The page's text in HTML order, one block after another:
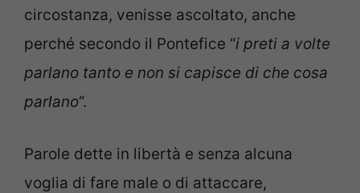
circostanza, venisse ascoltato, anche
perché secondo il Pontefice “i preti a volte
parlano tanto e non si capisce di che cosa
parlano“.
Parole dette in libertà e senza alcuna
voglia di fare male o di attaccare,